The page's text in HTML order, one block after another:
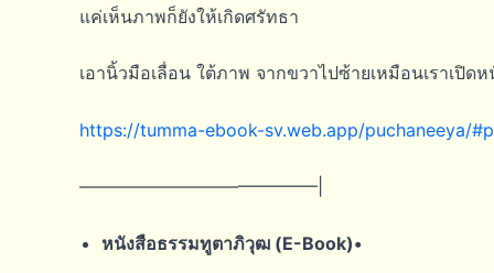
แค่เห็นภาพก็ยังให้เกิดศรัทธา
เอานิ้วมือเลื่อน ใต้ภาพ จากขวาไปซ้ายเหมือนเราเปิด
https://tumma-ebook-sv.web.app/puchaneeya/
—————————————–|
หนังสือธรรมทูตาภิวุฒ (E-Book)•